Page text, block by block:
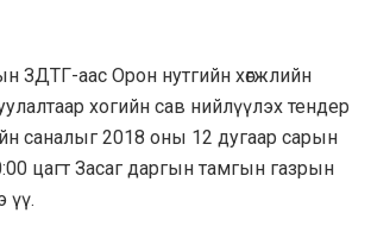
ЗДТГ-аас Орон нутгийн хөгжлийн
хогийн сав нийлүүлэх тендер
саналыг 2018 оны 12 дугаар сарын
цагт Засаг даргын тамгын газрын
үү.